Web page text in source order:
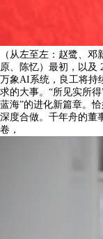
（从左至左：赵鹭、
原、陈忆）最初，以及
万象AI系统，良工将持
求的大事。“所见实所
蓝海”的进化新篇章。
深度合做。千年舟的董
卷，